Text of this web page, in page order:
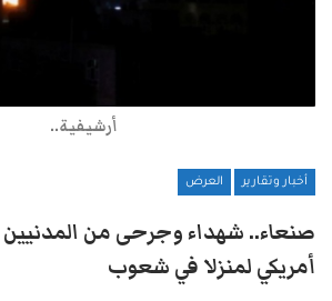
أرشيفية..
أخبار وتقارير العرض
صنعاء.. شهداء وجرحى من
أمريكي لمنزلا في شعوب